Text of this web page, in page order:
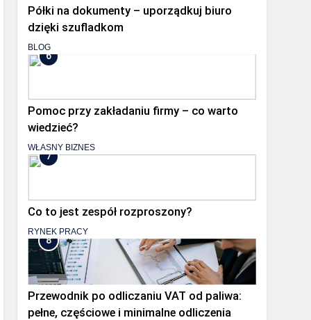
Półki na dokumenty – uporządkuj biuro
dzięki szufladkom
BLOG
6
Pomoc przy zakładaniu firmy – co warto
wiedzieć?
WŁASNY BIZNES
7
Co to jest zespół rozproszony?
RYNEK PRACY
8
Przewodnik po odliczaniu VAT od paliwa:
pełne, częściowe i minimalne odliczenia